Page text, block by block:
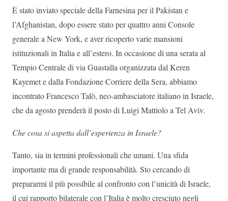
È stato inviato speciale della Farnesina per il Pakistan e
l’Afghanistan, dopo essere stato per quattro anni Console
generale a New York, e aver ricoperto varie mansioni
istituzionali in Italia e all’estero. In occasione di una serata al
Tempio Centrale di via Guastalla organizzata dal Keren
Kayemet e dalla Fondazione Corriere della Sera, abbiamo
incontrato Francesco Talò, neo-ambasciatore italiano in Israele,
che da agosto prenderà il posto di Luigi Mattiolo a Tel Aviv.
Che cosa si aspetta dall’esperienza in Israele?
Tanto, sia in termini professionali che umani. Una sfida
importante ma di grande responsabilità. Sto cercando di
prepararmi il più possibile al confronto con l’unicità di Israele,
il cui rapporto bilaterale con l’Italia è molto cresciuto negli